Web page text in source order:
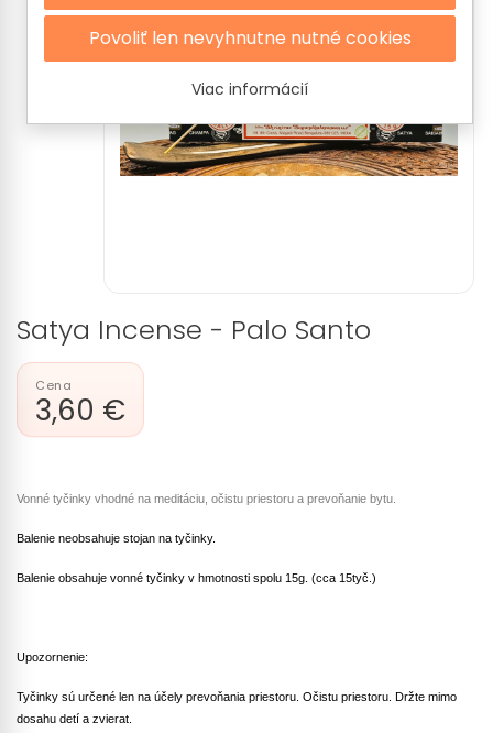
Satya Incense - Palo Santo
3,60 €
Vonné tyčinky vhodné na meditáciu, očistu priestoru a prevoňanie bytu.
Balenie neobsahuje stojan na tyčinky.
Balenie obsahuje vonné tyčinky v hmotnosti spolu 15g. (cca 15tyč.)
Upozornenie:
Tyčinky sú určené len na účely prevoňania priestoru. Očistu priestoru. Držte mimo
dosahu detí a zvierat.
Povoliť len nevyhnutne nutné cookies
Viac informácií